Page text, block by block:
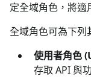
定全域角色，將適
全域角色可為下列
使用者角色
存取 API 與